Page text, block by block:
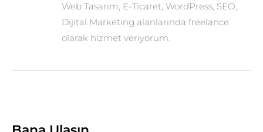
Web Tasarım, E-Ticaret, WordPress, SEO,
Dijital Marketing alanlarında freelance
olarak hizmet veriyorum.